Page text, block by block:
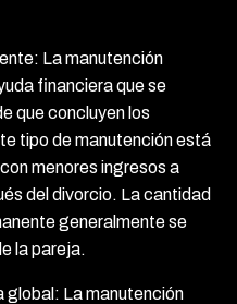
La manutención
financiera que se
que concluyen los
tipo de manutención está
menores ingresos a
del divorcio. La cantidad
generalmente se
la pareja.
global: La manutención